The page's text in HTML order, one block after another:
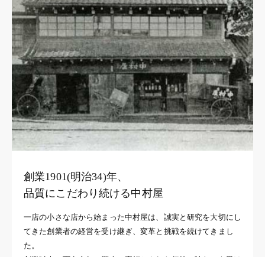
創業1901(明治34)年、
品質にこだわり続ける中村屋
一店の小さな店から始まった中村屋は、誠実と研究を大切にし
てきた創業者の経営を受け継ぎ、変革と挑戦を続けてきまし
た。